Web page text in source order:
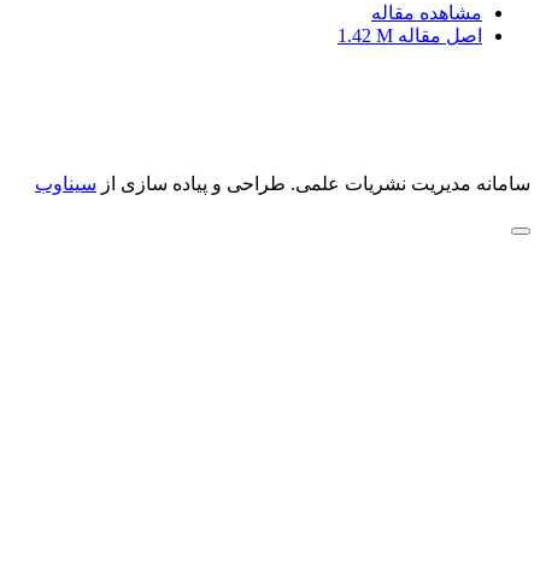
مشاهده مقاله
اصل مقاله 1.42 M
سامانه مدیریت نشریات علمی. طراحی و پیاده سازی از سیناوب